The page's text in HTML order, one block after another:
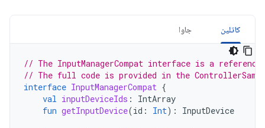
کاتلین جاوا
// The InputManagerCompat interface is a reference
// The full code is provided in the
interface InputManagerCompat {
val inputDeviceIds :
IntArray
fun getInputDevice(id : Int): InputDevice